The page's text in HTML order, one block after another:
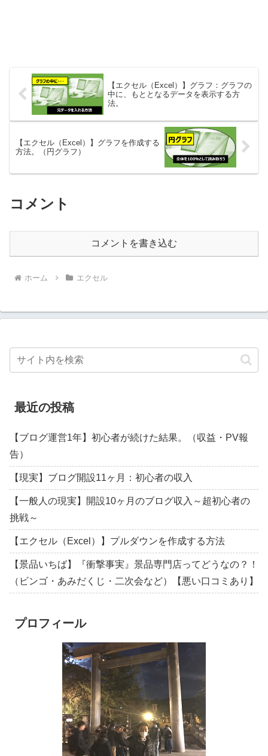
【エクセル（Excel）】グラフ：グラフの
中に、もととなるデータを表示する方
法。
【エクセル（Excel）】グラフを作成する
方法。（円グラフ）
コメント
コメントを書き込む
ホーム エクセル
最近の投稿
【ブログ運営1年】初心者が続けた結果。（収益・PV報
告）
【現実】ブログ開設11ヶ月：初心者の収入
【一般人の現実】開設10ヶ月のブログ収入～超初心者の
挑戦～
【エクセル（Excel）】プルダウンを作成する方法
【景品いちば】『衝撃事実』景品専門店ってどうなの？！
（ビンゴ・あみだくじ・二次会など）【悪い口コミあり】
プロフィール